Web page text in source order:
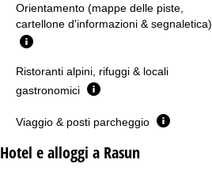
Orientamento (mappe delle piste,
cartellone d'informazioni & segnaletica)
Ristoranti alpini, rifuggi & locali
gastronomici
Viaggio & posti parcheggio
Hotel e alloggi a Rasun